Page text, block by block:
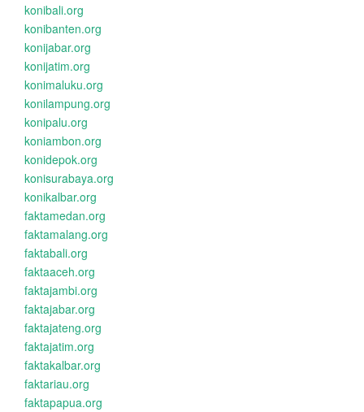
konibali.org
konibanten.org
konijabar.org
konijatim.org
konimaluku.org
konilampung.org
konipalu.org
koniambon.org
konidepok.org
konisurabaya.org
konikalbar.org
faktamedan.org
faktamalang.org
faktabali.org
faktaaceh.org
faktajambi.org
faktajabar.org
faktajateng.org
faktajatim.org
faktakalbar.org
faktariau.org
faktapapua.org